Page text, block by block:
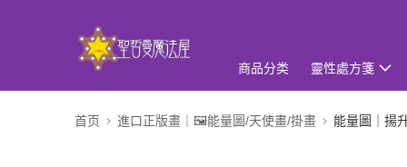
商品分类 靈性處方箋
首页 進口正版畫｜🖼️能量圖/天使畫/掛畫 能量圖｜揚